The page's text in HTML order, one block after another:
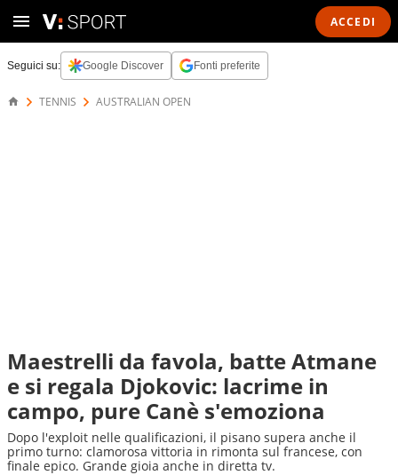
ACCEDI
Seguici su: Google Discover Fonti preferite
TENNIS AUSTRALIAN OPEN
Maestrelli da favola, batte Atmane
e si regala Djokovic: lacrime in
campo, pure Canè s'emoziona
Dopo l'exploit nelle qualificazioni, il pisano supera anche il
primo turno: clamorosa vittoria in rimonta sul francese, con
finale epico. Grande gioia anche in diretta tv.